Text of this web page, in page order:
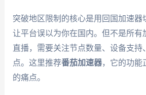
突破地区限制的核心是用回国加速器
让平台误以为你在国内。但不是所有
直播，需要关注节点数量、设备支持
点。这里推荐番茄加速器，它的功能
的痛点。